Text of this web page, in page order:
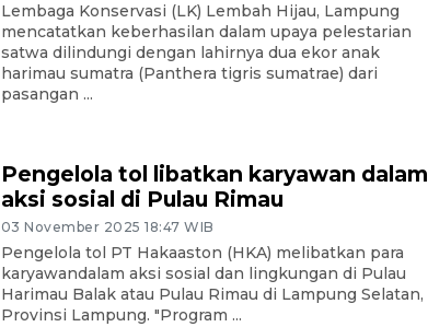
Lembaga Konservasi (LK) Lembah Hijau, Lampung
mencatatkan keberhasilan dalam upaya pelestarian
satwa dilindungi dengan lahirnya dua ekor anak
harimau sumatra (Panthera tigris sumatrae) dari
pasangan ...
Pengelola tol libatkan karyawan dalam
aksi sosial di Pulau Rimau
03 November 2025 18:47 WIB
Pengelola tol PT Hakaaston (HKA) melibatkan para
karyawandalam aksi sosial dan lingkungan di Pulau
Harimau Balak atau Pulau Rimau di Lampung Selatan,
Provinsi Lampung. "Program ...